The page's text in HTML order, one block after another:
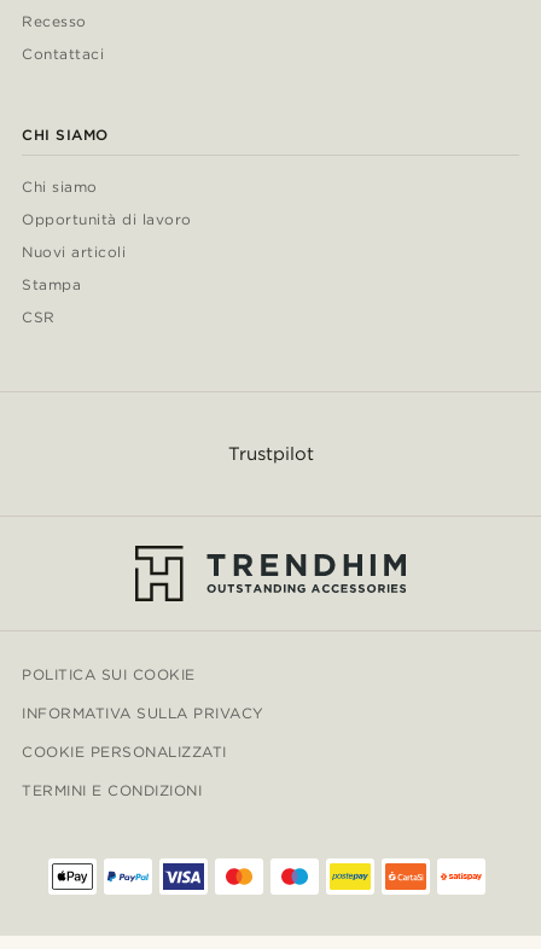
Recesso
Contattaci
CHI SIAMO
Chi siamo
Opportunità di lavoro
Nuovi articoli
Stampa
CSR
Trustpilot
POLITICA SUI COOKIE
INFORMATIVA SULLA PRIVACY
COOKIE PERSONALIZZATI
TERMINI E CONDIZIONI